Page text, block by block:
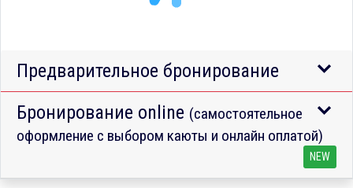
Предварительное бронирование
Бронирование online (самостоятельное
оформление с выбором каюты и онлайн оплатой)
NEW